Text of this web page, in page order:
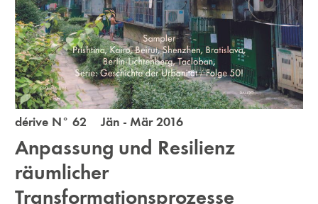
dérive N° 62 Jän - Mär 2016
Anpassung und Resilienz
räumlicher
Transformationsprozesse